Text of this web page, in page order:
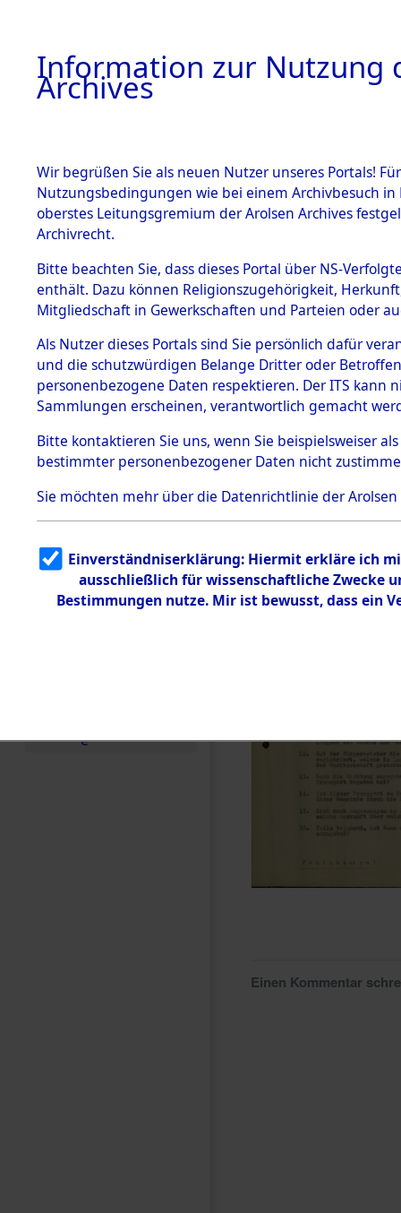
BESTÄNDE
1.
mente
5. Verschiedenes
5.3
Todesmärsche
5.3.1 Alliierte
Erhebungen
zu
Todesmärsch
en
5.3.2
g
5.3.3
Todesmärsch
e
von
Toter aus
Ort ihrer
0001
Einen Kommentar
Information zur Nutzung
Archives
Wir begrüßen Sie als neuen Nutzer unseres Portals!
Nutzungsbedingungen wie bei einem Archivbesuch
oberstes Leitungsgremium der Arolsen Archives
Archivrecht.
Bitte beachten Sie, dass dieses Portal über NS-
enthält. Dazu können Religionszugehörigkeit,
Mitgliedschaft in Gewerkschaften und Parteien oder
Als Nutzer dieses Portals sind Sie persönlich dafür
und die schutzwürdigen Belange Dritter oder
personenbezogene Daten respektieren. Der ITS
Sammlungen erscheinen, verantwortlich gemacht
Bitte kontaktieren Sie uns, wenn Sie beispielsweiser
bestimmter personenbezogener Daten nicht
Sie möchten mehr über die Datenrichtlinie der Arolsen
Einverständniserklärung: Hiermit erkläre ich
ausschließlich für wissenschaftliche Zwecke
Bestimmungen nutze. Mir ist bewusst, dass ein